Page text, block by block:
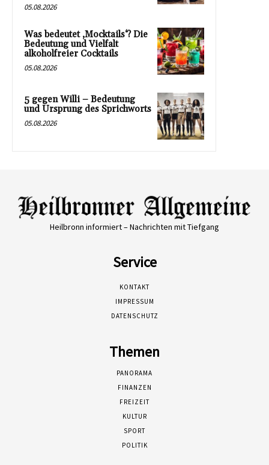
05.08.2026
Was bedeutet ‚Mocktails‘? Die
Bedeutung und Vielfalt
alkoholfreier Cocktails
05.08.2026
5 gegen Willi – Bedeutung
und Ursprung des Sprichworts
05.08.2026
Heilbronn informiert – Nachrichten mit Tiefgang
Service
KONTAKT
IMPRESSUM
DATENSCHUTZ
Themen
PANORAMA
FINANZEN
FREIZEIT
KULTUR
SPORT
POLITIK